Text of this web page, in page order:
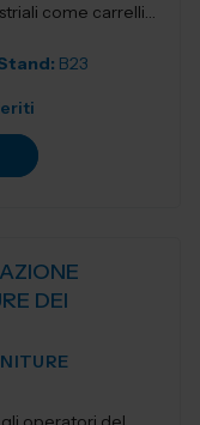
come carrelli
B23
DEI